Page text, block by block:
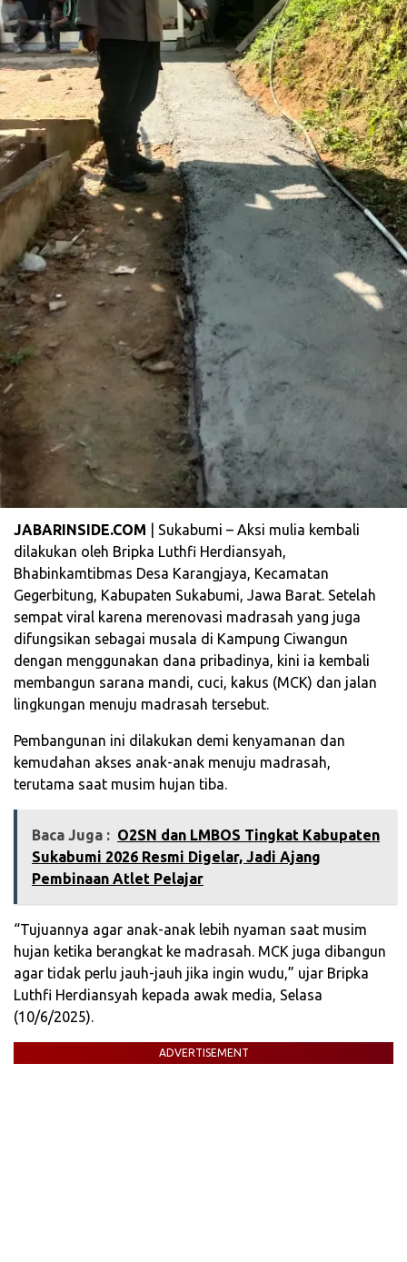
JABARINSIDE.COM | Sukabumi – Aksi mulia kembali
dilakukan oleh Bripka Luthfi Herdiansyah,
Bhabinkamtibmas Desa Karangjaya, Kecamatan
Gegerbitung, Kabupaten Sukabumi, Jawa Barat. Setelah
sempat viral karena merenovasi madrasah yang juga
difungsikan sebagai musala di Kampung Ciwangun
dengan menggunakan dana pribadinya, kini ia kembali
membangun sarana mandi, cuci, kakus (MCK) dan jalan
lingkungan menuju madrasah tersebut.
Pembangunan ini dilakukan demi kenyamanan dan
kemudahan akses anak-anak menuju madrasah,
terutama saat musim hujan tiba.
Baca Juga : ‎O2SN dan LMBOS Tingkat Kabupaten
Sukabumi 2026 Resmi Digelar, Jadi Ajang
Pembinaan Atlet Pelajar‎
“Tujuannya agar anak-anak lebih nyaman saat musim
hujan ketika berangkat ke madrasah. MCK juga dibangun
agar tidak perlu jauh-jauh jika ingin wudu,” ujar Bripka
Luthfi Herdiansyah kepada awak media, Selasa
(10/6/2025).
ADVERTISEMENT